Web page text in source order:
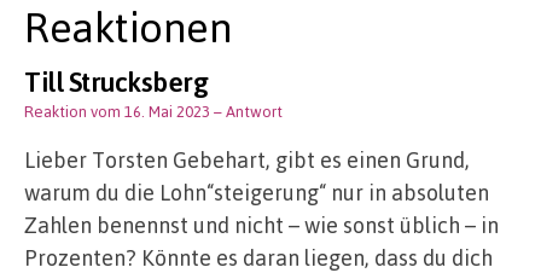
Reaktionen
Till Strucksberg
Reaktion vom 16. Mai 2023 – Antwort
Lieber Torsten Gebehart, gibt es einen Grund,
warum du die Lohn“steigerung“ nur in absoluten
Zahlen benennst und nicht – wie sonst üblich – in
Prozenten? Könnte es daran liegen, dass du dich